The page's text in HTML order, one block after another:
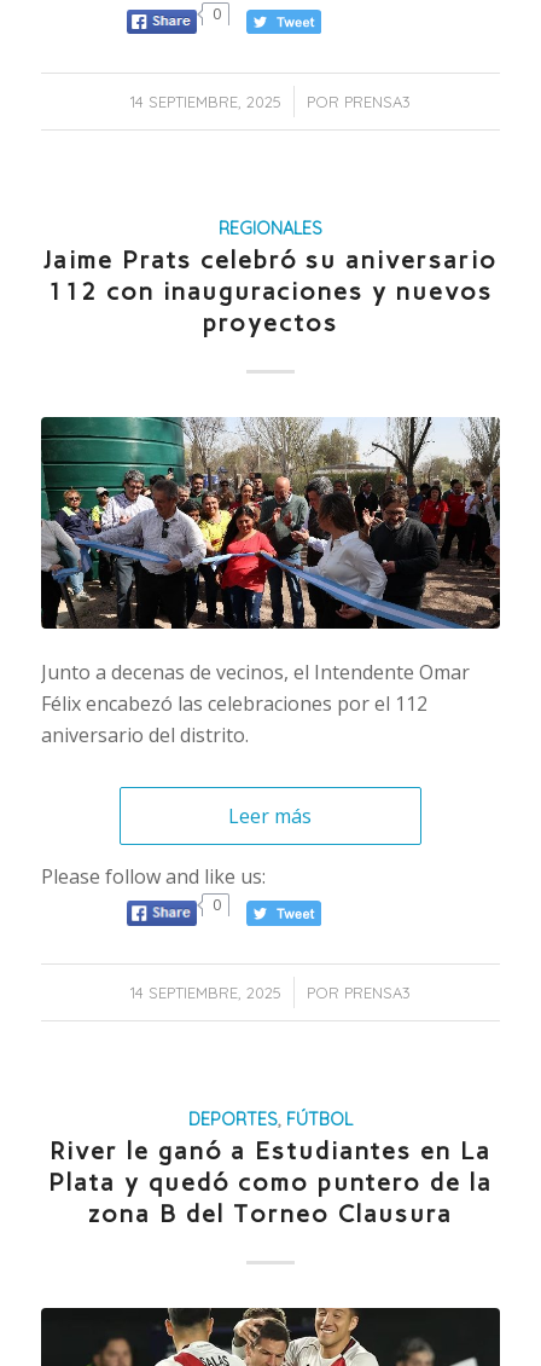
0
14 SEPTIEMBRE, 2025
/ POR PRENSA3
REGIONALES
Jaime Prats celebró su aniversario
112 con inauguraciones y nuevos
proyectos
Junto a decenas de vecinos, el Intendente Omar
Félix encabezó las celebraciones por el 112
aniversario del distrito.
Leer más
Please follow and like us:
0
14 SEPTIEMBRE, 2025
/ POR PRENSA3
DEPORTES, FÚTBOL
River le ganó a Estudiantes en La
Plata y quedó como puntero de la
zona B del Torneo Clausura